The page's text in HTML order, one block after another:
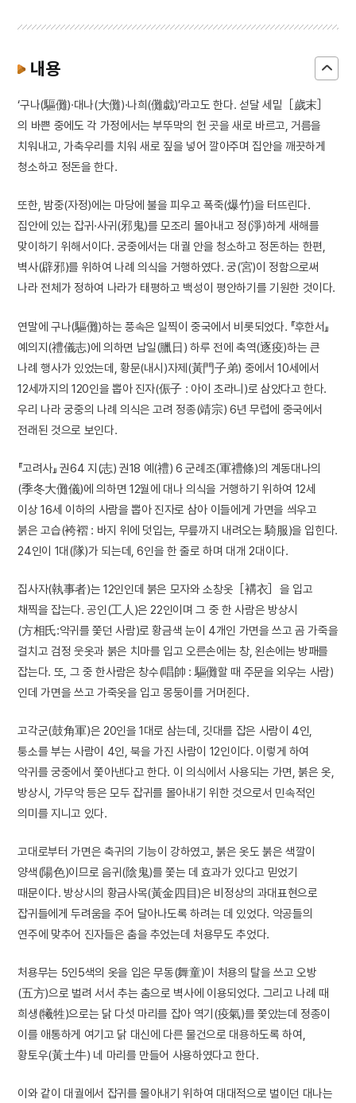
내용
‘구나(驅儺)·대나(大儺)·나희(儺戱)’라고도 한다. 섣달 세밑［歲末］
의 바쁜 중에도 각 가정에서는 부뚜막의 헌 곳을 새로 바르고, 거름을
치워내고, 가축우리를 치워 새로 짚을 넣어 깔아주며 집안을 깨끗하게
청소하고 정돈을 한다.
또한, 밤중(자정)에는 마당에 불을 피우고 폭죽(爆竹)을 터뜨린다.
집안에 있는 잡귀·사귀(邪鬼)를 모조리 몰아내고 정(淨)하게 새해를
맞이하기 위해서이다. 궁중에서는 대궐 안을 청소하고 정돈하는 한편,
벽사(辟邪)를 위하여 나례 의식을 거행하였다. 궁(宮)이 정함으로써
나라 전체가 정하여 나라가 태평하고 백성이 평안하기를 기원한 것이다.
연말에 구나(驅儺)하는 풍속은 일찍이 중국에서 비롯되었다. 『후한서』
예의지(禮儀志)에 의하면 납일(臘日) 하루 전에 축역(逐疫)하는 큰
나례 행사가 있었는데, 황문(내시)자제(黃門子弟) 중에서 10세에서
12세까지의 120인을 뽑아 진자(侲子 : 아이 초라니)로 삼았다고 한다.
우리 나라 궁중의 나례 의식은 고려 정종(靖宗) 6년 무렵에 중국에서
전래된 것으로 보인다.
『고려사』 권64 지(志) 권18 예(禮) 6 군례조(軍禮條)의 계동대나의
(季冬大儺儀)에 의하면 12월에 대나 의식을 거행하기 위하여 12세
이상 16세 이하의 사람을 뽑아 진자로 삼아 이들에게 가면을 씌우고
붉은 고습(袴褶 : 바지 위에 덧입는, 무릎까지 내려오는 騎服)을 입힌다.
24인이 1대(隊)가 되는데, 6인을 한 줄로 하며 대개 2대이다.
집사자(執事者)는 12인인데 붉은 모자와 소창옷［褠衣］을 입고
채찍을 잡는다. 공인(工人)은 22인이며 그 중 한 사람은 방상시
(方相氏:악귀를 쫓던 사람)로 황금색 눈이 4개인 가면을 쓰고 곰 가죽을
걸치고 검정 웃옷과 붉은 치마를 입고 오른손에는 창, 왼손에는 방패를
잡는다. 또, 그 중 한사람은 창수(唱帥 : 驅儺할 때 주문을 외우는 사람)
인데 가면을 쓰고 가죽옷을 입고 몽둥이를 거머쥔다.
고각군(鼓角軍)은 20인을 1대로 삼는데, 깃대를 잡은 사람이 4인,
퉁소를 부는 사람이 4인, 북을 가진 사람이 12인이다. 이렇게 하여
악귀를 궁중에서 쫓아낸다고 한다. 이 의식에서 사용되는 가면, 붉은 옷,
방상시, 가무악 등은 모두 잡귀를 몰아내기 위한 것으로서 민속적인
의미를 지니고 있다.
고대로부터 가면은 축귀의 기능이 강하였고, 붉은 옷도 붉은 색깔이
양색(陽色)이므로 음귀(陰鬼)를 쫓는 데 효과가 있다고 믿었기
때문이다. 방상시의 황금사목(黃金四目)은 비정상의 과대표현으로
잡귀들에게 두려움을 주어 달아나도록 하려는 데 있었다. 악공들의
연주에 맞추어 진자들은 춤을 추었는데 처용무도 추었다.
처용무는 5인5색의 옷을 입은 무동(舞童)이 처용의 탈을 쓰고 오방
(五方)으로 벌려 서서 추는 춤으로 벽사에 이용되었다. 그리고 나례 때
희생(犧牲)으로는 닭 다섯 마리를 잡아 역기(疫氣)를 쫓았는데 정종이
이를 애통하게 여기고 닭 대신에 다른 물건으로 대용하도록 하여,
황토우(黃土牛) 네 마리를 만들어 사용하였다고 한다.
이와 같이 대궐에서 잡귀를 몰아내기 위하여 대대적으로 벌이던 대나는